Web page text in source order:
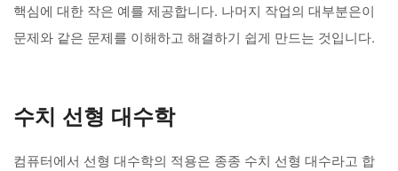
핵심에 대한 작은 예를 제공합니다. 나머지 작업의 대부분은이
문제와 같은 문제를 이해하고 해결하기 쉽게 만드는 것입니다.
수치 선형 대수학
컴퓨터에서 선형 대수학의 적용은 종종 수치 선형 대수라고 합